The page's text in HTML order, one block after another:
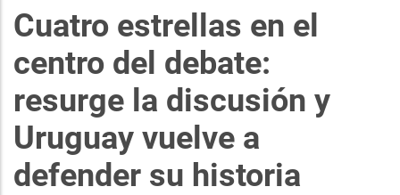
Cuatro estrellas en el
centro del debate:
resurge la discusión y
Uruguay vuelve a
defender su historia